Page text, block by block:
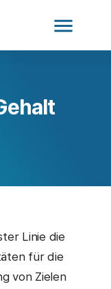
menu
Linie die
für die
von Zielen